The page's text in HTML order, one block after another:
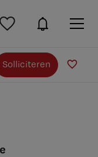
Solliciteren